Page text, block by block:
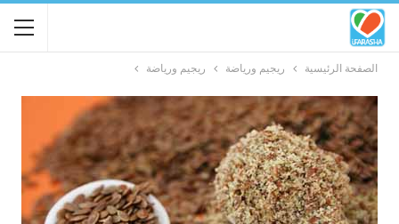
الصفحة الرئيسية ريجيم ورياضة ريجيم ورياضة